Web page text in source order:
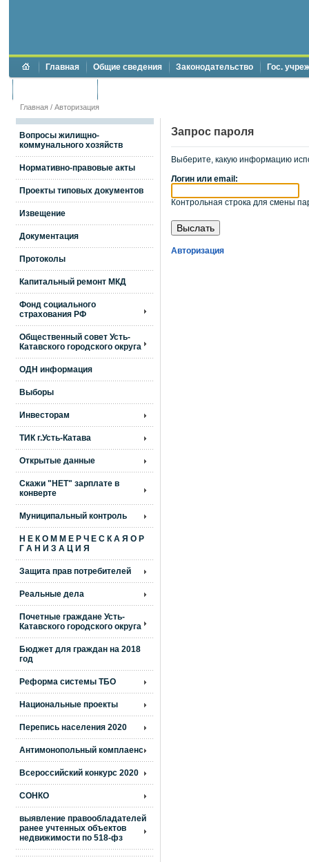
Главная Общие сведения Законодательство Гос.
Главная / Авторизация
Вопросы жилищно-
коммунального хозяйств
Нормативно-правовые акты
Проекты типовых документов
Извещение
Документация
Протоколы
Капитальный ремонт МКД
Фонд социального
страхования РФ
Общественный совет Усть-
Катавского городского округа
ОДН информация
Выборы
Инвесторам
ТИК г.Усть-Катава
Открытые данные
Скажи "НЕТ" зарплате в
конверте
Муниципальный контроль
Н Е К О М М Е Р Ч Е С К А Я О Р
Г А Н И З А Ц И Я
Защита прав потребителей
Реальные дела
Почетные граждане Усть-
Катавского городского округа
Бюджет для граждан на 2018
год
Реформа системы ТБО
Национальные проекты
Перепись населения 2020
Антимонопольный комплаенс
Всероссийский конкурс 2020
СОНКО
выявление правообладателей
ранее учтенных объектов
недвижимости по 518-фз
Запрос пароля
Выберите, какую информацию
Логин или email:
Контрольная строка для смены
Авторизация